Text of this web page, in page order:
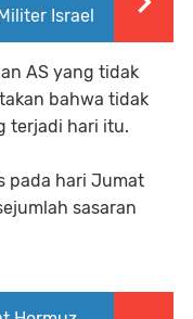
Israel
AS yang tidak
bahwa tidak
terjadi hari itu.
pada hari Jumat
sasaran